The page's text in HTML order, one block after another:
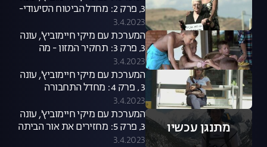
3, פרק 2: מחדל הביטוח הסיעודי-
התחקיר המלא
3.4.2023
המערכת עם מיקי חיימוביץ', עונה
3, פרק 3: תחקיר המזון - מה
מסתתר באוכל שלנו?
3.4.2023
המערכת עם מיקי חיימוביץ', עונה
3 , פרק 4: מחדל התחבורה
הציבורית
3.4.2023
מתנגן עכשיו
המערכת עם מיקי חיימוביץ', עונה
3, פרק 5: מחזירים את אור הביתה
3.4.2023